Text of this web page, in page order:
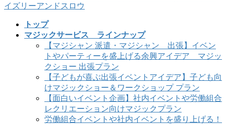
イズリーアンドスロウ
トップ
マジックサービス ラインナップ
【マジシャン 派遣・マジシャン 出張】イベン
トやパーティーを盛上げる余興アイデア マジッ
クショー 出張プラン
【子どもが喜ぶ出張イベントアイデア】子ども向
けマジックショー＆ワークショップ プラン
【面白いイベント企画】社内イベントや労働組合
レクリエーション向けマジックプラン
労働組合イベントや社内イベントを盛り上げる！